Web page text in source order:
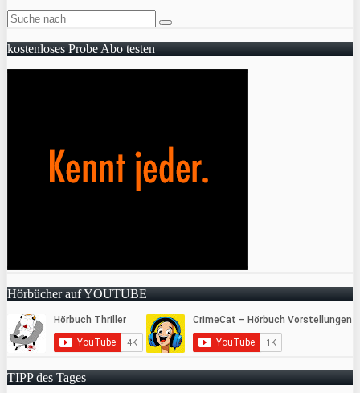
kostenloses Probe Abo testen
Hörbücher auf YOUTUBE
TIPP des Tages